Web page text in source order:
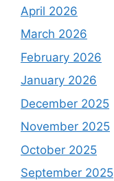
April 2026
March 2026
February 2026
January 2026
December 2025
November 2025
October 2025
September 2025